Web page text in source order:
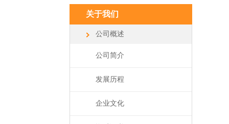
关于我们
公司概述
公司简介
发展历程
企业文化